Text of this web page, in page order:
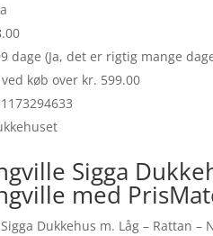
dage (Ja, det er rigtig mange
køb over kr. 599.00
Sigga
med
Dukkehus m. Låg – Rattan